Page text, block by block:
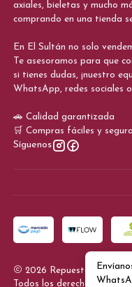
axiales, bieletas y mucho
comprando en una tienda
En El Sultán no solo
Te asesoramos para que
si tienes dudas, ¡nuestro
WhatsApp, redes sociales
🚗 Calidad garantizada
🛒 Compras fáciles y
Síguenos
2026 Repuestos El
Todos los derechos